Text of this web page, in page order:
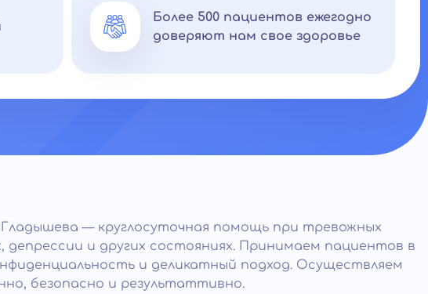
Более 500 пациентов ежегодно
доверяют нам свое здоровье
— круглосуточная помощь при тревожных
депрессии и других состояниях. Принимаем пациентов в
и деликатный подход. Осуществляем
безопасно и результаттивно.